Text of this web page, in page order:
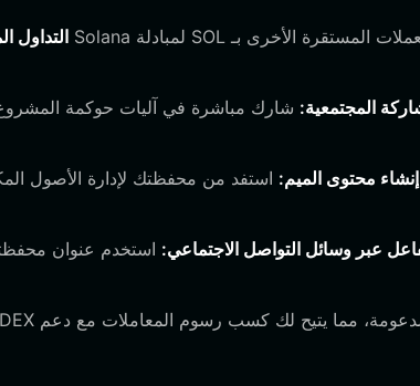
التداول
المجتمعية: شارك مباشرة في آليات حوكمة
إنشاء محتوى الميم: استفد من محفظتك لإدارة الأصول
عبر وسائل التواصل الاجتماعي: استخدم عنوان